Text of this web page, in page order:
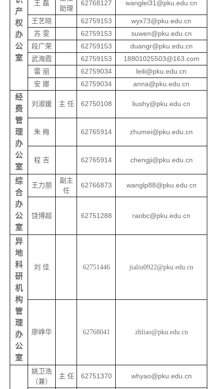
产
权
办
公
室
王 磊
助理
62768127 wanglei31@pku.edu.cn
王艺晓 62759153
wyx73@pku.edu.cn
苏 雯
62759153
suwen@pku.edu.cn
段广荣
62759153
duangr@pku.edu.cn
武海霞
62759153
18801025503@163.com
雷 丽
62759034
leili@pku.edu.cn
安 娜
62759034 anna@pku.edu.cn
经
费
管
理
办
公
室
刘淑媛 主 任 62750108 liushy@pku.edu.cn
朱 梅 62765914 zhumei@pku.edu.cn
程 吉 62765914 chengji@pku.edu.cn
综
合
办
公
室
王力朋
副主
任
62766873 wanglp88@pku.edu.cn
饶博超 62751288 raobc@pku.edu.cn
异
地
科
研
机
构
管
理
办
公
室
刘 佳 62751446 jialiu0922@pku.edu.cn
廖峥华 62768041 zhliao@pku.edu.cn
姚卫浩
（兼）
主 任 62751370 whyao@pku.edu.cn